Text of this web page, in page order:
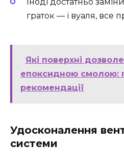
граток — і вуаля, все
Які поверхні
епоксидною смолою:
рекомендації
Удосконалення
системи